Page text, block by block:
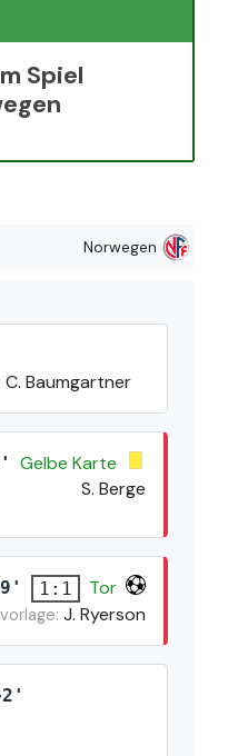
Spiel
Norwegen
C. Baumgartner
Gelbe Karte
S. Berge
1:1
Tor
vorlage: J. Ryerson